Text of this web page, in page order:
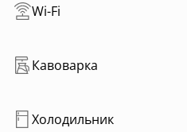
Wi-Fi
Кавоварка
Холодильник